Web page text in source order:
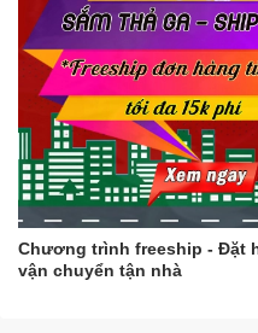
Chương trình freeship - Đặt
vận chuyển tận nhà